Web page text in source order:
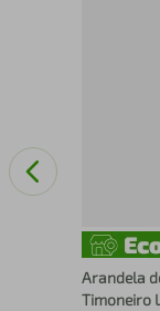
Arandela
Timoneiro